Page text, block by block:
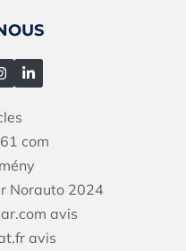
com
Norauto 2024
avis
avis